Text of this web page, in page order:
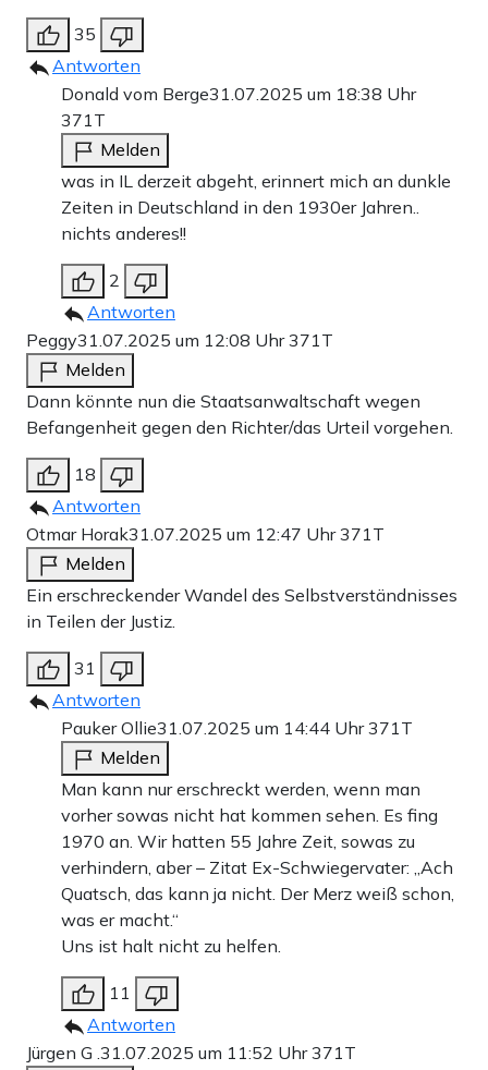
35
Antworten
Donald vom Berge31.07.2025 um 18:38 Uhr
371T
Melden
was in IL derzeit abgeht, erinnert mich an dunkle
Zeiten in Deutschland in den 1930er Jahren..
nichts anderes!!
2
Antworten
Peggy31.07.2025 um 12:08 Uhr371T
Melden
Dann könnte nun die Staatsanwaltschaft wegen
Befangenheit gegen den Richter/das Urteil vorgehen.
18
Antworten
Otmar Horak31.07.2025 um 12:47 Uhr371T
Melden
Ein erschreckender Wandel des Selbstverständnisses
in Teilen der Justiz.
31
Antworten
Pauker Ollie31.07.2025 um 14:44 Uhr371T
Melden
Man kann nur erschreckt werden, wenn man
vorher sowas nicht hat kommen sehen. Es fing
1970 an. Wir hatten 55 Jahre Zeit, sowas zu
verhindern, aber – Zitat Ex-Schwiegervater: „Ach
Quatsch, das kann ja nicht. Der Merz weiß schon,
was er macht.“
Uns ist halt nicht zu helfen.
11
Antworten
Jürgen G .31.07.2025 um 11:52 Uhr371T